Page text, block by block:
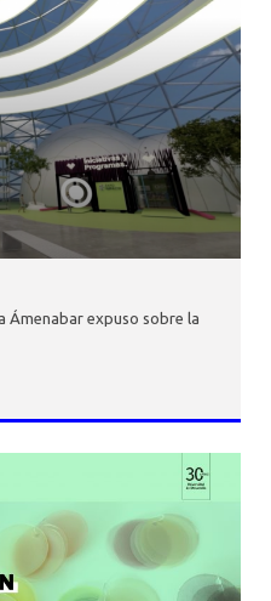
Ámenabar expuso sobre la